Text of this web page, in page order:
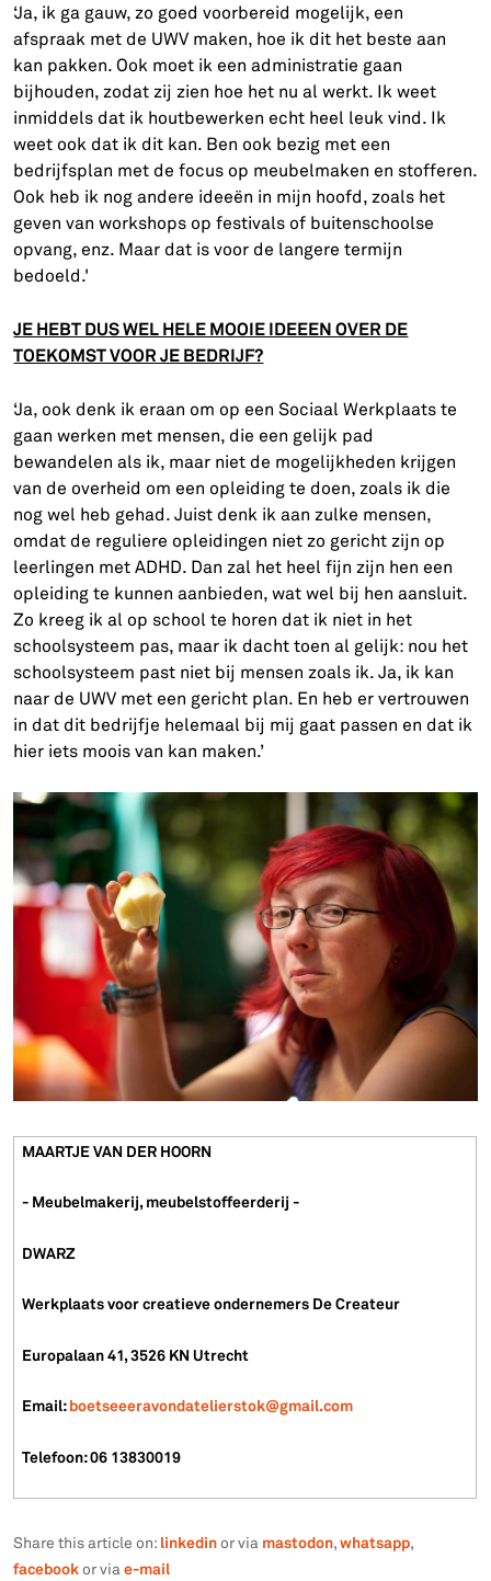
‘Ja, ik ga gauw, zo goed voorbereid mogelijk, een
afspraak met de UWV maken, hoe ik dit het beste aan
kan pakken. Ook moet ik een administratie gaan
bijhouden, zodat zij zien hoe het nu al werkt. Ik weet
inmiddels dat ik houtbewerken echt heel leuk vind. Ik
weet ook dat ik dit kan. Ben ook bezig met een
bedrijfsplan met de focus op meubelmaken en stofferen.
Ook heb ik nog andere ideeën in mijn hoofd, zoals het
geven van workshops op festivals of buitenschoolse
opvang, enz. Maar dat is voor de langere termijn
bedoeld.'
JE HEBT DUS WEL HELE MOOIE IDEEEN OVER DE
TOEKOMST VOOR JE BEDRIJF?
‘Ja, ook denk ik eraan om op een Sociaal Werkplaats te
gaan werken met mensen, die een gelijk pad
bewandelen als ik, maar niet de mogelijkheden krijgen
van de overheid om een opleiding te doen, zoals ik die
nog wel heb gehad. Juist denk ik aan zulke mensen,
omdat de reguliere opleidingen niet zo gericht zijn op
leerlingen met ADHD. Dan zal het heel fijn zijn hen een
opleiding te kunnen aanbieden, wat wel bij hen aansluit.
Zo kreeg ik al op school te horen dat ik niet in het
schoolsysteem pas, maar ik dacht toen al gelijk: nou het
schoolsysteem past niet bij mensen zoals ik. Ja, ik kan
naar de UWV met een gericht plan. En heb er vertrouwen
in dat dit bedrijfje helemaal bij mij gaat passen en dat ik
hier iets moois van kan maken.’
MAARTJE VAN DER HOORN
- Meubelmakerij, meubelstoffeerderij -
DWARZ
Werkplaats voor creatieve ondernemers De Createur
Europalaan 41, 3526 KN Utrecht
Email:boetseeeravondatelierstok@gmail.com
Telefoon: 06 13830019
Share this article on: linkedinor via mastodon,whatsapp,
facebookor viae-mail